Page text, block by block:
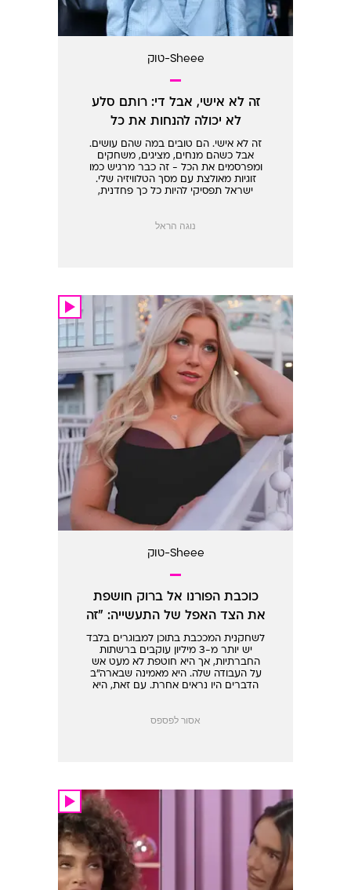
Sheee-טוק
זה לא אישי, אבל די: רותם סלע
לא יכולה להנחות את כל
התוכניות
זה לא אישי. הם טובים במה שהם עושים.
אבל כשהם מנחים, מציגים, משחקים
ומפרסמים את הכל - זה כבר מרגיש כמו
זוגיות מאולצת עם מסך הטלוויזיה שלי.
ישראל תפסיקי להיות כל כך פחדנית,
נוגה הראל
Sheee-טוק
כוכבת הפורנו אל ברוק חושפת
את הצד האפל של התעשייה: "זה
חייב להיפסק!"
לשחקנית המככבת בתוכן למבוגרים בלבד
יש יותר מ-3 מיליון עוקבים ברשתות
החברתיות, אך היא חוטפת לא מעט אש
על העבודה שלה. היא מאמינה שבארה"ב
הדברים היו נראים אחרת. עם זאת, היא
אסור לפספס